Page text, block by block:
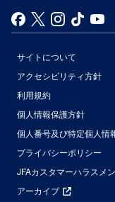
サイトについて
アクセシビリティ方針
利用規約
個人情報保護方針
個人番号及び特定個人情
プライバシーポリシー
JFAカスタマーハラスメ
アーカイブ